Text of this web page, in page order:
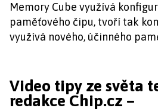
Memory Cube využívá
paměťového čipu, tvoří tak
využívá nového, účinného
Video tipy ze světa
redakce Chip.cz –